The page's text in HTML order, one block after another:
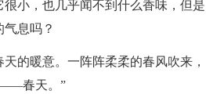
小，也几乎闻不到什么香味，但是
息吗？
的暖意。一阵阵柔柔的春风吹来，
——春天。”